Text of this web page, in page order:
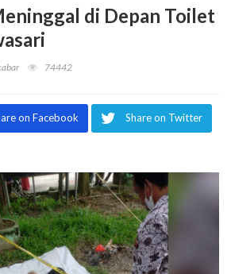
di Depan Toilet
74442
on Facebook Share on Twitter